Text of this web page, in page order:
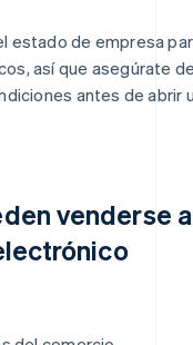
estado de empresa
así que asegúrate
antes de abrir
venderse a